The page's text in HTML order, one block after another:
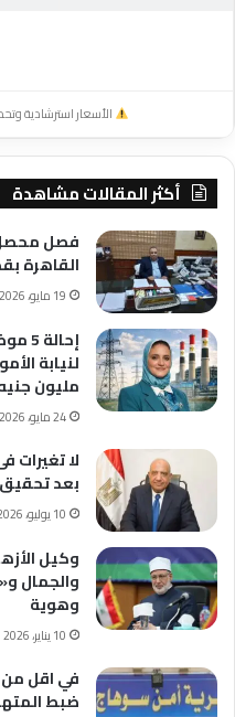
الأسعار استرشادية
أكثر المقالات مشاهدة
فصل محصل
القاهرة
19 مايو، 2026
مليون
24 مايو، 2026
لا تغيرات
بعد
10 يوليو، 2026
وكيل
والجمال
وهوية
10 يناير، 2026
ضبط